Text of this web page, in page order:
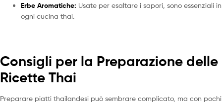
Erbe Aromatiche: Usate per esaltare i sapori, sono essenziali in
ogni cucina thai.
Consigli per la Preparazione delle
Ricette Thai
Preparare piatti thailandesi può sembrare complicato, ma con pochi